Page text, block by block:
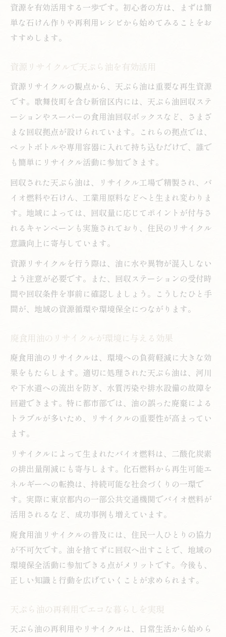
資源を有効活用する一歩です。初心者の方は、まずは簡
単な石けん作りや再利用レシピから始めてみることをお
すすめします。
資源リサイクルで天ぷら油を有効活用
資源リサイクルの観点から、天ぷら油は重要な再生資源
です。歌舞伎町を含む新宿区内には、天ぷら油回収ステ
ーションやスーパーの食用油回収ボックスなど、さまざ
まな回収拠点が設けられています。これらの拠点では、
ペットボトルや専用容器に入れて持ち込むだけで、誰で
も簡単にリサイクル活動に参加できます。
回収された天ぷら油は、リサイクル工場で精製され、バ
イオ燃料や石けん、工業用原料などへと生まれ変わりま
す。地域によっては、回収量に応じてポイントが付与さ
れるキャンペーンも実施されており、住民のリサイクル
意識向上に寄与しています。
資源リサイクルを行う際は、油に水や異物が混入しない
よう注意が必要です。また、回収ステーションの受付時
間や回収条件を事前に確認しましょう。こうしたひと手
間が、地域の資源循環や環境保全につながります。
廃食用油のリサイクルが環境に与える効果
廃食用油のリサイクルは、環境への負荷軽減に大きな効
果をもたらします。適切に処理された天ぷら油は、河川
や下水道への流出を防ぎ、水質汚染や排水設備の故障を
回避できます。特に都市部では、油の誤った廃棄による
トラブルが多いため、リサイクルの重要性が高まってい
ます。
リサイクルによって生まれたバイオ燃料は、二酸化炭素
の排出量削減にも寄与します。化石燃料から再生可能エ
ネルギーへの転換は、持続可能な社会づくりの一環で
す。実際に東京都内の一部公共交通機関でバイオ燃料が
活用されるなど、成功事例も増えています。
廃食用油リサイクルの普及には、住民一人ひとりの協力
が不可欠です。油を捨てずに回収へ出すことで、地域の
環境保全活動に参加できる点がメリットです。今後も、
正しい知識と行動を広げていくことが求められます。
天ぷら油の再利用でエコな暮らしを実現
天ぷら油の再利用やリサイクルは、日常生活から始めら